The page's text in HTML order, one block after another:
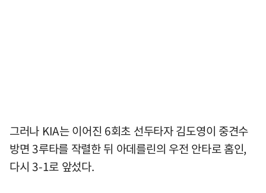
그러나 KIA는 이어진 6회초 선두타자 김도영이 중견수
방면 3루타를 작렬한 뒤 아데를린의 우전 안타로 홈인,
다시 3-1로 앞섰다.